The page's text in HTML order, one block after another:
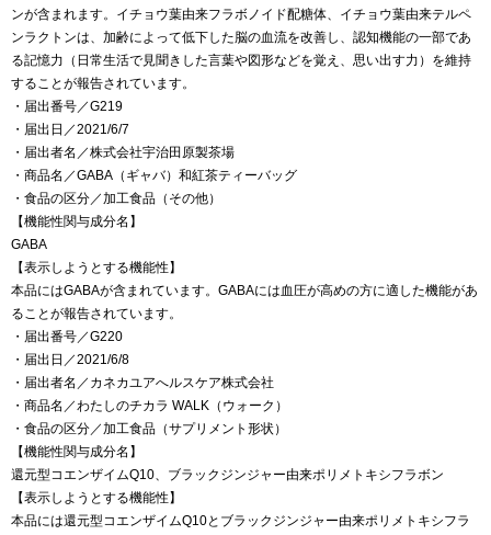
ンが含まれます。イチョウ葉由来フラボノイド配糖体、イチョウ葉由来テルペ
ンラクトンは、加齢によって低下した脳の血流を改善し、認知機能の一部であ
る記憶力（日常生活で見聞きした言葉や図形などを覚え、思い出す力）を維持
することが報告されています。
・届出番号／G219
・届出日／2021/6/7
・届出者名／株式会社宇治田原製茶場
・商品名／GABA（ギャバ）和紅茶ティーバッグ
・食品の区分／加工食品（その他）
【機能性関与成分名】
GABA
【表示しようとする機能性】
本品にはGABAが含まれています。GABAには血圧が高めの方に適した機能があ
ることが報告されています。
・届出番号／G220
・届出日／2021/6/8
・届出者名／カネカユアへルスケア株式会社
・商品名／わたしのチカラ WALK（ウォーク）
・食品の区分／加工食品（サプリメント形状）
【機能性関与成分名】
還元型コエンザイムQ10、ブラックジンジャー由来ポリメトキシフラボン
【表示しようとする機能性】
本品には還元型コエンザイムQ10とブラックジンジャー由来ポリメトキシフラ